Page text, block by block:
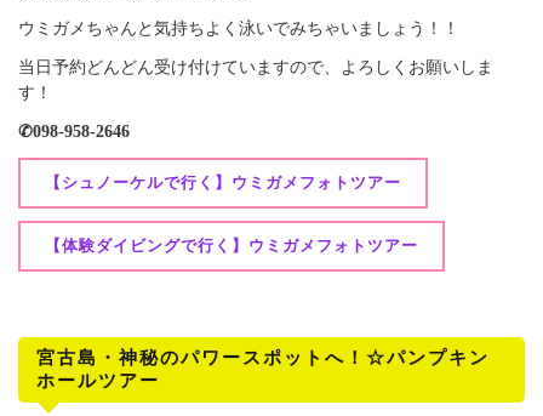
ウミガメちゃんと気持ちよく泳いでみちゃいましょう！！
当日予約どんどん受け付けていますので、よろしくお願いしま
す！
✆098-958-2646
【シュノーケルで行く】ウミガメフォトツアー
【体験ダイビングで行く】ウミガメフォトツアー
宮古島・神秘のパワースポットへ！☆パンプキン
ホールツアー